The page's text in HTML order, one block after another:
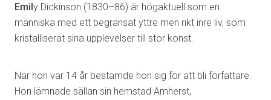
Emily Dickinson (1830–86) är högaktuell som en
människa med ett begränsat yttre men rikt inre liv, som
kristalliserat sina upplevelser till stor konst.
När hon var 14 år bestämde hon sig för att bli författare.
Hon lämnade sällan sin hemstad Amherst,